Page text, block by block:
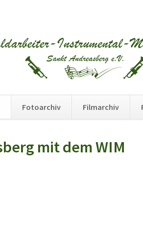
Fotoarchiv Filmarchiv
mit dem WIM